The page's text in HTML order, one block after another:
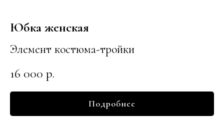
Юбка женская
Элемент костюма-тройки
16 000 р.
Подробнее